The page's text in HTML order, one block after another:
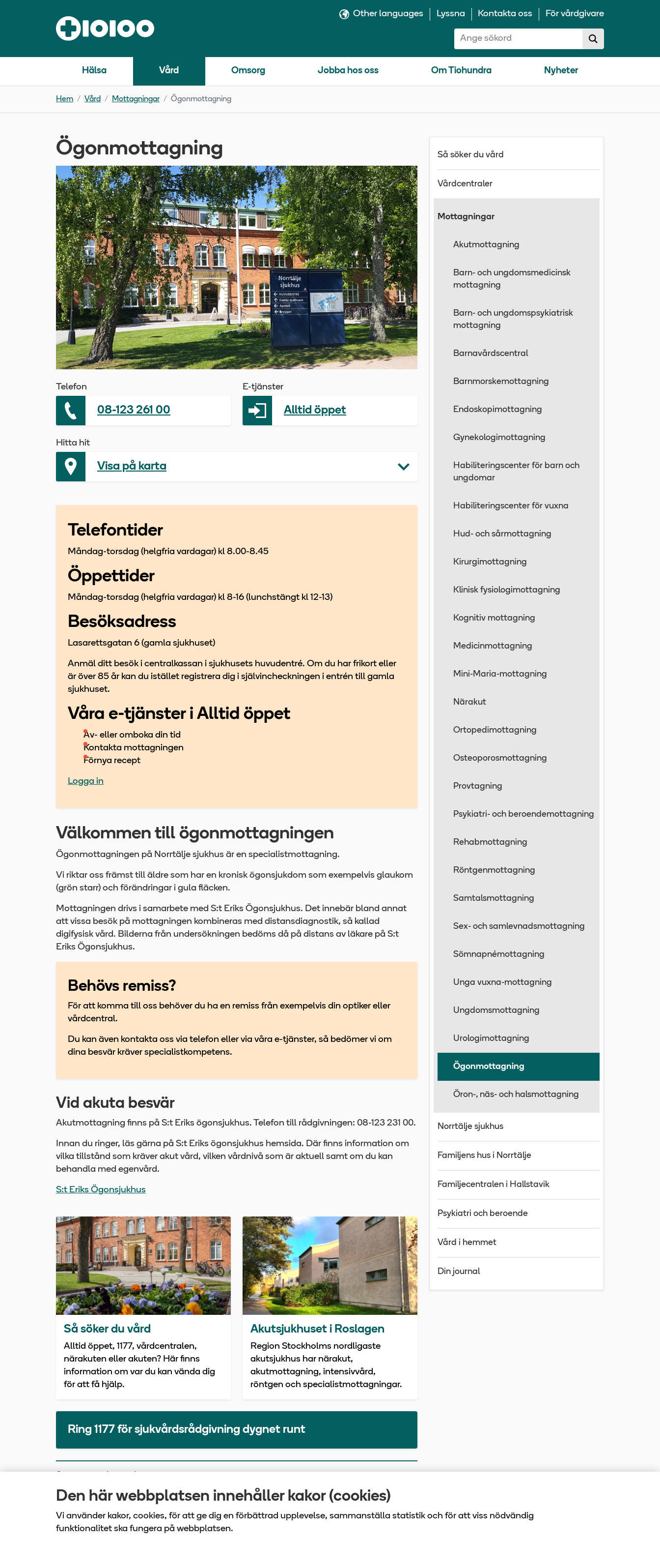
Den här webbplatsen innehåller kakor (cookies)
Vi använder kakor, cookies, för att ge dig en förbättrad upplevelse, sammanställa statistik och för att viss nödvändig
funktionalitet ska fungera på webbplatsen.
Other languages Lyssna Kontakta oss För vårdgivare
Sök på 10100:
sökförslag
Sök
Hälsa Vård Omsorg Jobba hos oss Om Tiohundra Nyheter
Hem Vård Mottagningar Ögonmottagning
Ögonmottagning
Telefon
08-123 261 00
E-tjänster
Alltid öppet
Hitta hit
Visa på karta
Telefontider
Måndag-torsdag (helgfria vardagar) kl 8.00-8.45
Öppettider
Måndag-torsdag (helgfria vardagar) kl 8-16 (lunchstängt kl 12-13)
Besöksadress
Lasarettsgatan 6 (gamla sjukhuset)
Anmäl ditt besök i centralkassan i sjukhusets huvudentré. Om du har frikort eller
är över 85 år kan du istället registrera dig i självincheckningen i entrén till gamla
sjukhuset.
Våra e-tjänster i Alltid öppet
Av- eller omboka din tid
Kontakta mottagningen
Förnya recept
Logga in
Välkommen till ögonmottagningen
Ögonmottagningen på Norrtälje sjukhus är en specialistmottagning.
Vi riktar oss främst till äldre som har en kronisk ögonsjukdom som exempelvis glaukom
(grön starr) och förändringar i gula fläcken.
Mottagningen drivs i samarbete med S:t Eriks Ögonsjukhus. Det innebär bland annat
att vissa besök på mottagningen kombineras med distansdiagnostik, så kallad
digifysisk vård. Bilderna från undersökningen bedöms då på distans av läkare på S:t
Eriks Ögonsjukhus.
Behövs remiss?
För att komma till oss behöver du ha en remiss från exempelvis din optiker eller
vårdcentral.
Du kan även kontakta oss via telefon eller via våra e-tjänster, så bedömer vi om
dina besvär kräver specialistkompetens.
Vid akuta besvär
Akutmottagning finns på S:t Eriks ögonsjukhus. Telefon till rådgivningen: 08-123 231 00.
Innan du ringer, läs gärna på S:t Eriks ögonsjukhus hemsida. Där finns information om
vilka tillstånd som kräver akut vård, vilken vårdnivå som är aktuell samt om du kan
behandla med egenvård.
S:t Eriks Ögonsjukhus
Så söker du vård
Alltid öppet, 1177, vårdcentralen,
närakuten eller akuten? Här finns
information om var du kan vända dig
för att få hjälp.
Akutsjukhuset i Roslagen
Region Stockholms nordligaste
akutsjukhus har närakut,
akutmottagning, intensivvård,
röntgen och specialistmottagningar.
Ring 1177 för sjukvårdsrådgivning dygnet runt
2026-08-03
Så söker du vård
Vårdcentraler
Mottagningar
Akutmottagning
Barn- och ungdomsmedicinsk
mottagning
Barn- och ungdomspsykiatrisk
mottagning
Barnavårdscentral
Barnmorskemottagning
Endoskopimottagning
Gynekologimottagning
Habiliteringscenter för barn och
ungdomar
Habiliteringscenter för vuxna
Hud- och sårmottagning
Kirurgimottagning
Klinisk fysiologimottagning
Kognitiv mottagning
Medicinmottagning
Mini-Maria-mottagning
Närakut
Ortopedimottagning
Osteoporosmottagning
Provtagning
Psykiatri- och beroendemottagning
Rehabmottagning
Röntgenmottagning
Samtalsmottagning
Sex- och samlevnadsmottagning
Sömnapnémottagning
Unga vuxna-mottagning
Ungdomsmottagning
Urologimottagning
Ögonmottagning
Öron-, näs- och halsmottagning
Norrtälje sjukhus
Familjens hus i Norrtälje
Familjecentralen i Hallstavik
Psykiatri och beroende
Vård i hemmet
Din journal